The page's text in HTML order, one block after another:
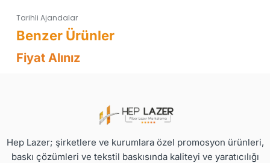
Tarihli Ajandalar
Fiyat Alınız
Hep Lazer; şirketlere ve kurumlara özel promosyon ürünleri,
baskı çözümleri ve tekstil baskısında kaliteyi ve yaratıcılığı